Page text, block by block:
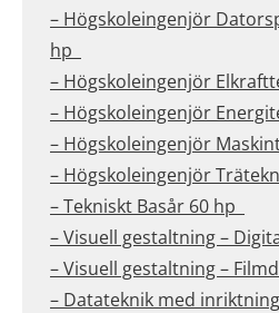
– Högskoleingenjör
hp
– Högskoleingenjör
– Högskoleingenjör
– Högskoleingenjör
– Högskoleingenjör
– Tekniskt Basår 60 hp
– Visuell gestaltning –
– Visuell gestaltning –
– Datateknik med